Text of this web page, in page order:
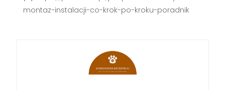
montaz-instalacji-co-krok-po-kroku-poradnik